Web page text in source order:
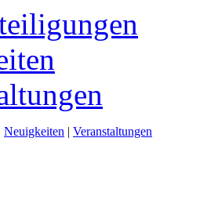
Neuigkeiten | Veranstaltungen